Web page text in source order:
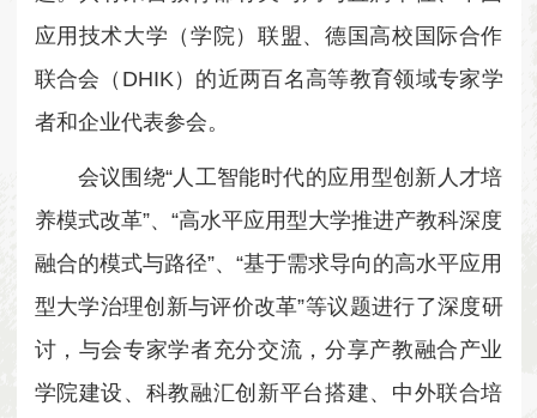
应用技术大学（学院）联盟、德国高校国际合作
联合会（DHIK）的近两百名高等教育领域专家学
者和企业代表参会。
会议围绕“人工智能时代的应用型创新人才培
养模式改革”、“高水平应用型大学推进产教科深度
融合的模式与路径”、“基于需求导向的高水平应用
型大学治理创新与评价改革”等议题进行了深度研
讨，与会专家学者充分交流，分享产教融合产业
学院建设、科教融汇创新平台搭建、中外联合培